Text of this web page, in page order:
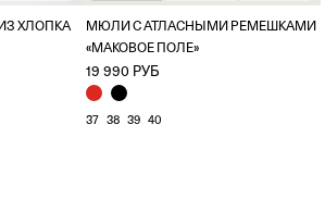
ХЛОПКА
МЮЛИ С АТЛАСНЫМИ РЕМЕШКАМИ
«МАКОВОЕ ПОЛЕ»
19 990 РУБ
37 38 39 40